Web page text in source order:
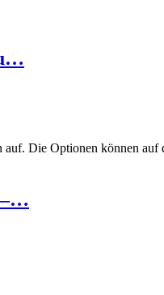
auf. Die Optionen können auf
–…